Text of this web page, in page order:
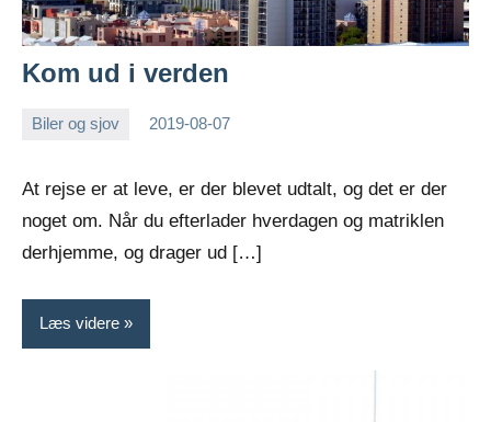
Kom ud i verden
Biler og sjov 2019-08-07
At rejse er at leve, er der blevet udtalt, og det er der
noget om. Når du efterlader hverdagen og matriklen
derhjemme, og drager ud […]
Læs videre